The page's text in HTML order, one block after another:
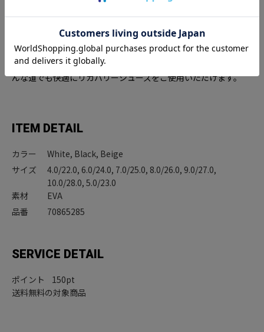
・アウトソール【ラバー】
必要部分に配置したラバーソールで全体を軽量化。滑りにくい独
自配合の防滑ラバー「ALLROADS」で高いグリップ力を実現。ど
んな道でも快適にリカバリーシューズをご使用いただけます。
ITEM DETAIL
カラー
White, Black, Beige
サイズ
4.0/22.0, 6.0/24.0, 7.0/25.0, 8.0/26.0, 9.0/27.0,
10.0/28.0, 5.0/23.0
素材
EVA
品番
70865285
SERVICE DETAIL
ポイント 150pt
送料無料の対象商品